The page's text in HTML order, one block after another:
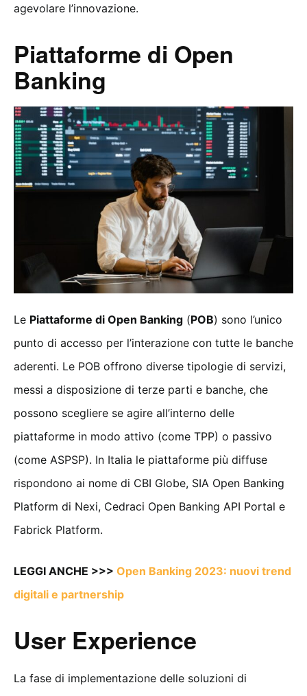
agevolare l’innovazione.
Piattaforme di Open
Banking
Le Piattaforme di Open Banking (POB) sono l’unico
punto di accesso per l’interazione con tutte le banche
aderenti. Le POB offrono diverse tipologie di servizi,
messi a disposizione di terze parti e banche, che
possono scegliere se agire all’interno delle
piattaforme in modo attivo (come TPP) o passivo
(come ASPSP). In Italia le piattaforme più diffuse
rispondono ai nome di CBI Globe, SIA Open Banking
Platform di Nexi, Cedraci Open Banking API Portal e
Fabrick Platform.
LEGGI ANCHE >>> Open Banking 2023: nuovi trend
digitali e partnership
User Experience
La fase di implementazione delle soluzioni di